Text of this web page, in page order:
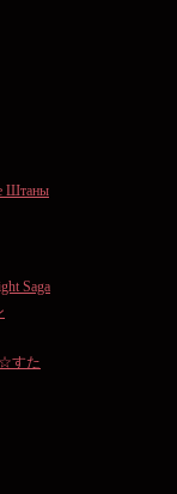
Штаны
Saga
☆すた